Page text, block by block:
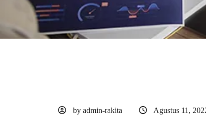
by admin-rakita Agustus 11,